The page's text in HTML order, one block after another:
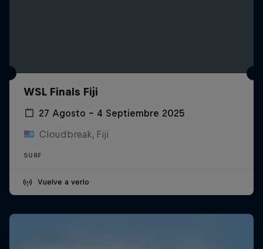
WSL Finals Fiji
27 Agosto – 4 Septiembre 2025
Cloudbreak, Fiji
SURF
Vuelve a verlo